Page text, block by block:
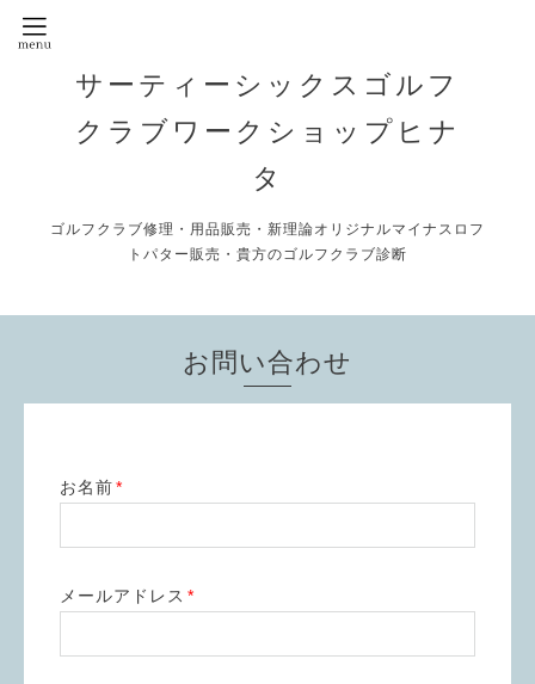
サーティーシックスゴルフ
クラブワークショップヒナ
タ
ゴルフクラブ修理・用品販売・新理論オリジナルマイナスロフ
トパター販売・貴方のゴルフクラブ診断
お問い合わせ
お名前*
メールアドレス *